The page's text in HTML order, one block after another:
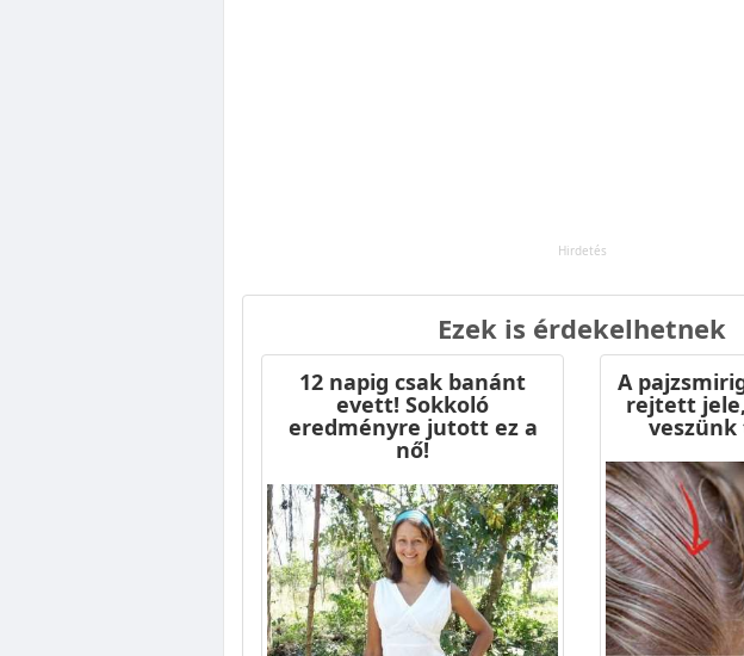
Ezek is érdekelhetnek
12 napig csak banánt
evett! Sokkoló
eredményre jutott ez a
nő!
A
rejtett